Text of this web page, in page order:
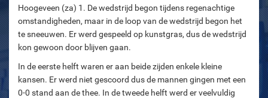
Hoogeveen (za) 1. De wedstrijd begon tijdens regenachtige
omstandigheden, maar in de loop van de wedstrijd begon het
te sneeuwen. Er werd gespeeld op kunstgras, dus de wedstrijd
kon gewoon door blijven gaan.
In de eerste helft waren er aan beide zijden enkele kleine
kansen. Er werd niet gescoord dus de mannen gingen met een
0-0 stand aan de thee. In de tweede helft werd er veelvuldig